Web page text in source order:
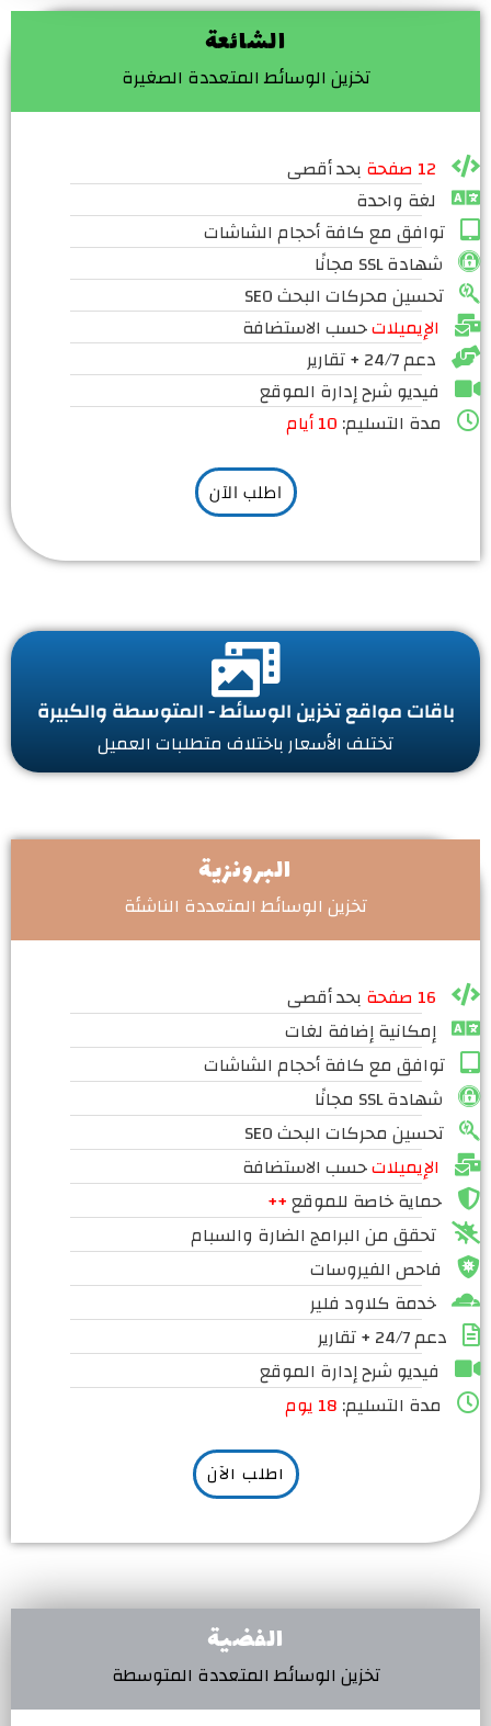
الشائعة
تخزين الوسائط المتعددة الصغيرة
12 صفحة
بحد أقصى
لغة واحدة
توافق مع كافة أحجام الشاشات
شهادة SSL مجانًا
تحسين محركات البحث SEO
الإيميلاتحسب الاستضافة
دعم 24/7 + تقارير
فيديو شرح إدارة الموقع
مدة التسليم: 10 أيام
اطلب الآن
باقات مواقع تخزين الوسائط - المتوسطة والكبيرة
تختلف الأسعار باختلاف متطلبات العميل
البرونزية
تخزين الوسائط المتعددة الناشئة
16 صفحة
بحد أقصى
إمكانية إضافة لغات
توافق مع كافة أحجام الشاشات
شهادة SSL مجانًا
تحسين محركات البحث SEO
الإيميلاتحسب الاستضافة
حماية خاصة للموقع++
تحقق من البرامج الضارة والسبام
فاحص الفيروسات
خدمة كلاود فلير
دعم 24/7 + تقارير
فيديو شرح إدارة الموقع
مدة التسليم: 18 يوم
اطلب الآن
الفضية
تخزين الوسائط المتعددة المتوسطة